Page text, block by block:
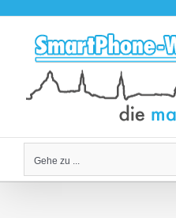
springen
Gehe zu ...